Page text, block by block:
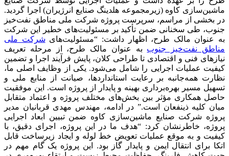
ماشین‌سازی کاوه (زیرمجموعه هلدینگ صنایع انرژیران) اجرا گردید.
در بخشی از مراسم، سرپرست پروژه شرکت ملی مناطق نفت‌خیز
جنوب، طی سخنانی ضمن تأکید بر مسئولیت‌های خطیر این شرکت
به عنوان مالک طرح، اظهار داشت: “مسئولیت‌های شرکت ملی
مناطق نفت‌خیز جنوب به عنوان مالک طرح، از مرحله تعریف
نیازهای فنی و اقتصادی تا طراحی کلان، پایش فرآیند اجرا و تضمین
کیفیت عملیات اجرایی را شامل می‌شود. یکی از وظایف اصلی ما،
نظارت همه‌جانبه بر رعایت استانداردها، صیانت از منابع ملی و
تسهیل مسیر بهره‌برداری بهینه و پایدار از پروژه است. این موفقیت
حاصل همکاری مؤثر بین بخش‌های مختلف پروژه و اعتماد متقابل
میان کلیه ذینفعان است.” در ادامه، مهندس مهدی قربانیان مدیر
پروژه شرکت صنایع ماشین‌سازی کاوه ضمن تبیین ابعاد اجرایی
پروژه، خاطرنشان کرد: “هدف ما در این پروژه، اجرای دقیق، با
کیفیت و به موقع عملیات تعویض خط لوله و ایجاد زیرساخت قابل
اتکا برای انتقال ایمن و پایدار گاز بود. این پروژه یک گام مهم در